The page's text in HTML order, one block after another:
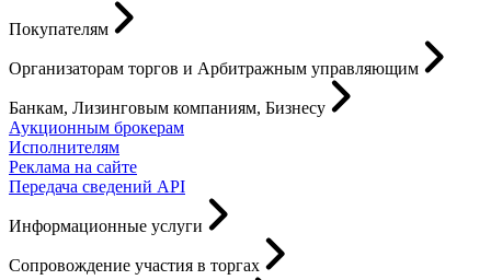
Покупателям
Организаторам торгов и Арбитражным управляющим
Банкам, Лизинговым компаниям, Бизнесу
Аукционным брокерам
Исполнителям
Реклама на сайте
Передача сведений API
Информационные услуги
Сопровождение участия в торгах